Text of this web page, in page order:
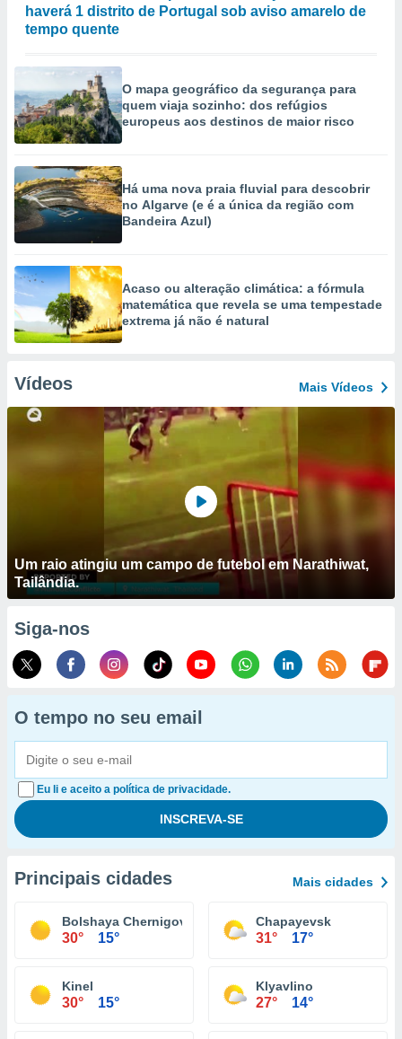
haverá 1 distrito de Portugal sob aviso amarelo de
tempo quente
O mapa geográfico da segurança para
quem viaja sozinho: dos refúgios
europeus aos destinos de maior risco
Há uma nova praia fluvial para descobrir
no Algarve (e é a única da região com
Bandeira Azul)
Acaso ou alteração climática: a fórmula
matemática que revela se uma tempestade
extrema já não é natural
Vídeos Mais Vídeos
Um raio atingiu um campo de futebol em Narathiwat,
Tailândia.
Siga-nos
O tempo no seu email
Eu li e aceito a política de privacidade.
Principais cidades Mais cidades
Bolshaya Chernigovka
30° 15°
Chapayevsk
31° 17°
Kinel
30° 15°
Klyavlino
27° 14°